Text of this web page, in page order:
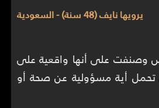
يرويها نايف (48 سنة) - السعودية
على أنها واقعية على
تحمل أية مسؤولية عن صحة أو